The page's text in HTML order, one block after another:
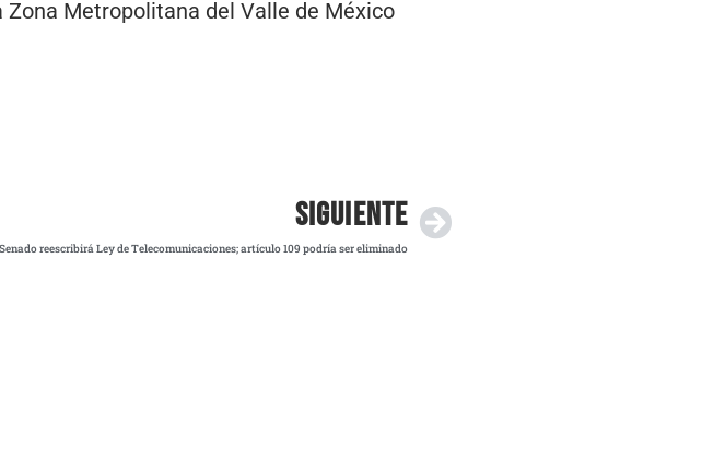
Metropolitana del Valle de México
SIGUIENTE
Senado reescribirá Ley de Telecomunicaciones; artículo 109 podría ser eliminado